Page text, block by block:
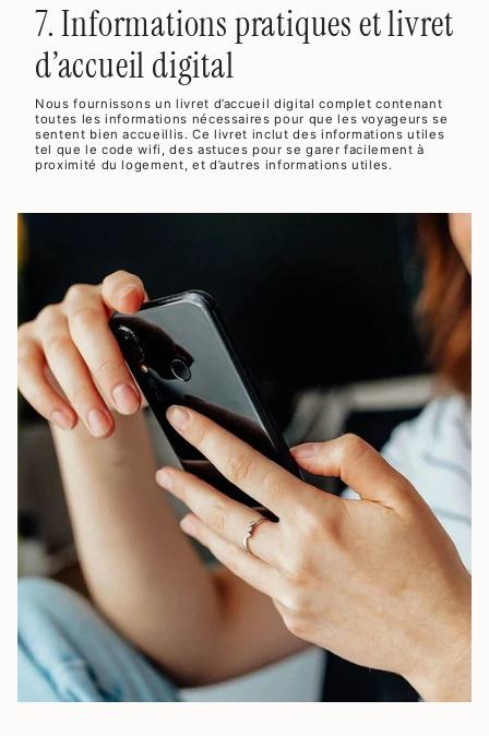
7. Informations pratiques et livret
d’accueil digital
Nous fournissons un livret d’accueil digital complet contenant
toutes les informations nécessaires pour que les voyageurs se
sentent bien accueillis. Ce livret inclut des informations utiles
tel que le code wifi, des astuces pour se garer facilement à
proximité du logement, et d’autres informations utiles.